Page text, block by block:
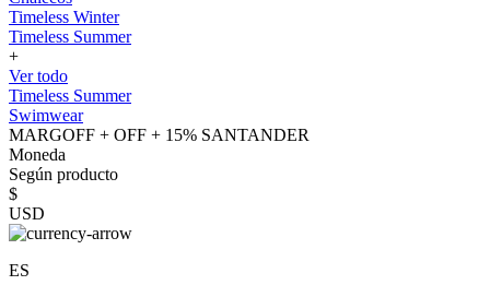
Timeless Winter
Timeless Summer
+
Ver todo
Timeless Summer
Swimwear
MARGOFF + OFF + 15% SANTANDER
Moneda
Según producto
$
USD
ES